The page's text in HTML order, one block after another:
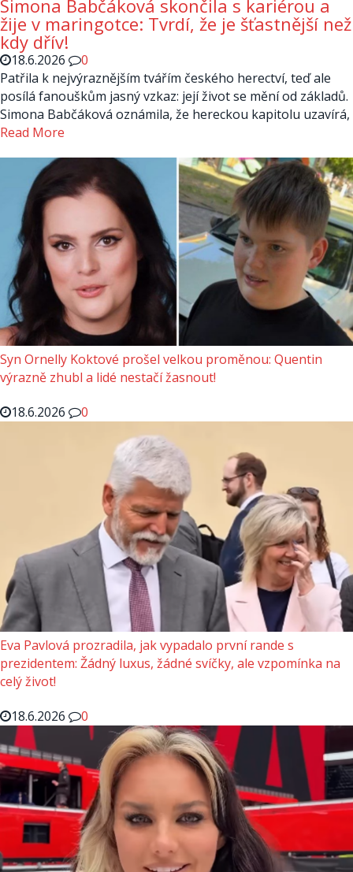
Simona Babčáková skončila s kariérou a
žije v maringotce: Tvrdí, že je šťastnější než
kdy dřív!
18.6.2026
0
Patřila k nejvýraznějším tvářím českého herectví, teď ale
posílá fanouškům jasný vzkaz: její život se mění od základů.
Simona Babčáková oznámila, že hereckou kapitolu uzavírá,
Read More
Syn Ornelly Koktové prošel velkou proměnou: Quentin
výrazně zhubl a lidé nestačí žasnout!
18.6.2026
0
Eva Pavlová prozradila, jak vypadalo první rande s
prezidentem: Žádný luxus, žádné svíčky, ale vzpomínka na
celý život!
18.6.2026
0